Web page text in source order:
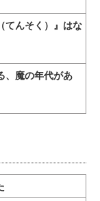
てんそく）』はな
、魔の年代があ